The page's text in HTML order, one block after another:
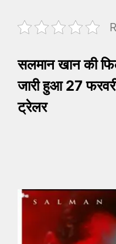
सलमान खान की
जारी हुआ 27
ट्रेलर